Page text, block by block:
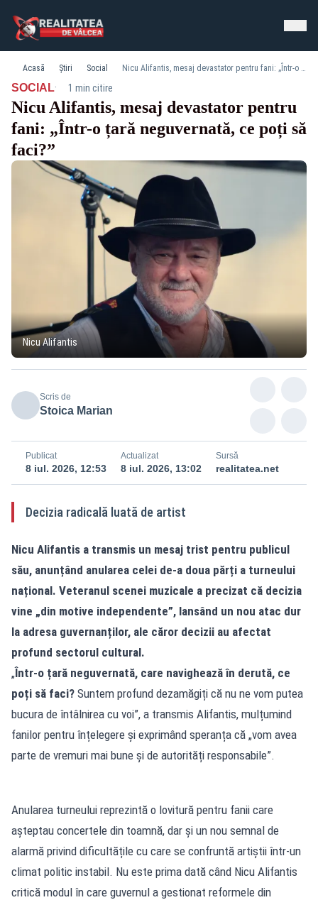
Acasă Știri Social Nicu Alifantis, mesaj devastator pentru fani: „Într-o țară neguvernată, ce poți să faci?”
SOCIAL· 1 min citire
Nicu Alifantis, mesaj devastator pentru
fani: „Într-o țară neguvernată, ce poți să
faci?”
Nicu Alifantis
Scris de
Stoica Marian
Publicat
8 iul. 2026, 12:53
Actualizat
8 iul. 2026, 13:02
Sursă
realitatea.net
Decizia radicală luată de artist
Nicu Alifantis a transmis un mesaj trist pentru publicul
său, anunțând anularea celei de-a doua părți a turneului
național. Veteranul scenei muzicale a precizat că decizia
vine „din motive independente”, lansând un nou atac dur
la adresa guvernanților, ale căror decizii au afectat
profund sectorul cultural.
„Într-o țară neguvernată, care navighează în derută, ce
poți să faci? Suntem profund dezamăgiți că nu ne vom putea
bucura de întâlnirea cu voi”, a transmis Alifantis, mulțumind
fanilor pentru înțelegere și exprimând speranța că „vom avea
parte de vremuri mai bune și de autorități responsabile”.
Anularea turneului reprezintă o lovitură pentru fanii care
așteptau concertele din toamnă, dar și un nou semnal de
alarmă privind dificultățile cu care se confruntă artiștii într-un
climat politic instabil. Nu este prima dată când Nicu Alifantis
critică modul în care guvernul a gestionat reformele din